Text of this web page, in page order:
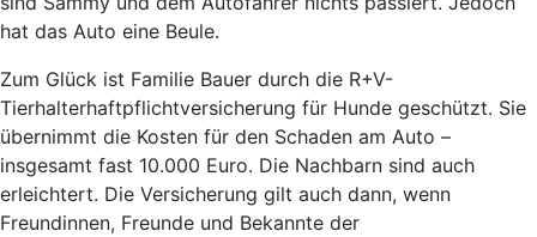
hat das Auto eine Beule.
Zum Glück ist Familie Bauer durch die R+V-
Tierhalterhaftpflichtversicherung für Hunde geschützt. Sie
übernimmt die Kosten für den Schaden am Auto –
insgesamt fast 10.000 Euro. Die Nachbarn sind auch
erleichtert. Die Versicherung gilt auch dann, wenn
Freundinnen, Freunde und Bekannte der